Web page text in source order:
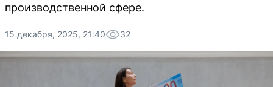
производственной сфере.
15 декабря, 2025, 21:40 32